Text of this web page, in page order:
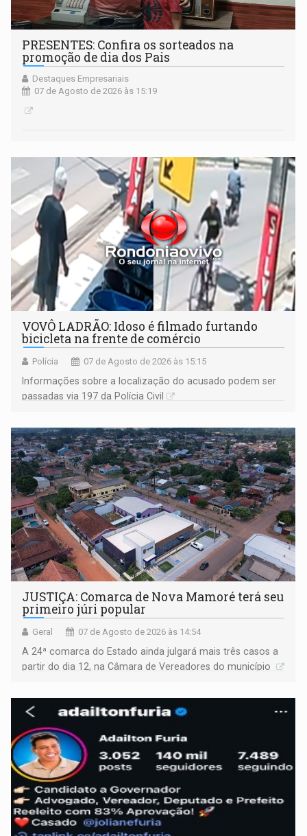
PRESENTES: Confira os sorteados na
promoção de dia dos Pais
Destaques Empresariais
07 de Agosto de 2026 às 15:19
VOVÔ LADRÃO: Idoso é filmado furtando
bicicleta na frente de comércio
Polícia 07 de Agosto de 2026 às 15:15
Informações sobre a localização do acusado podem ser
passadas via 197 da Polícia Civil
JUSTIÇA: Comarca de Nova Mamoré terá seu
primeiro júri popular
Geral 07 de Agosto de 2026 às 14:54
A 24ª comarca do Estado ainda julgará mais três casos a
partir do dia 12, na Câmara de Vereadores do município